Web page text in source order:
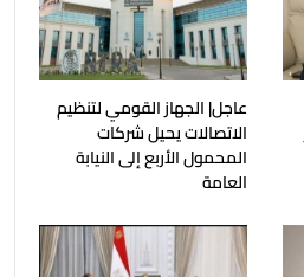
عاجل| الجهاز القومي لتنظيم
الاتصالات يحيل شركات
المحمول الأربع إلى النيابة
العامة